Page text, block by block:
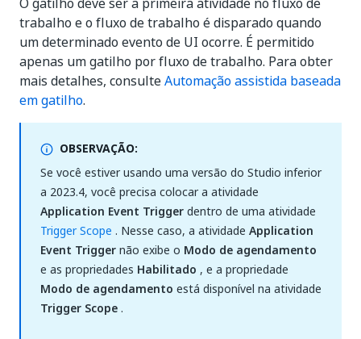
trabalho e o fluxo de trabalho é disparado quando
um determinado evento de UI ocorre. É permitido
apenas um gatilho por fluxo de trabalho. Para obter
mais detalhes, consulteAutomação assistida baseada
em gatilho.
OBSERVAÇÃO:
Se você estiver usando uma versão do Studio inferior
a 2023.4, você precisa colocar a atividade
Application Event Triggerdentro de uma atividade
Trigger Scope . Nesse caso, a atividade Application
Event Triggernão exibe o Modo de agendamento
e as propriedades Habilitado , e a propriedade
Modo de agendamento está disponível na atividade
Trigger Scope.